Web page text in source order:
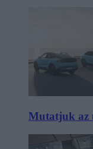
Mutatjuk az